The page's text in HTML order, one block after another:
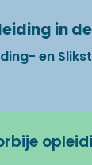
in
en